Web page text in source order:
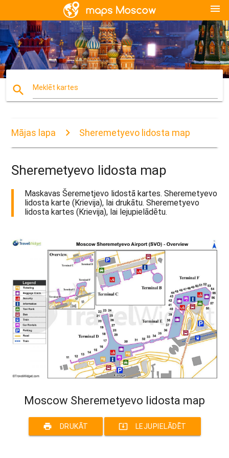
menu
search Meklēt kartes
Mājas lapa Sheremetyevo lidosta map
Sheremetyevo lidosta map
Maskavas Šeremetjevo lidostā kartes. Sheremetyevo
lidosta karte (Krievija), lai drukātu. Sheremetyevo
lidosta kartes (Krievija), lai lejupielādētu.
Moscow Sheremetyevo lidosta map
print DRUKĀT system_update_alt LEJUPIELĀDĒT